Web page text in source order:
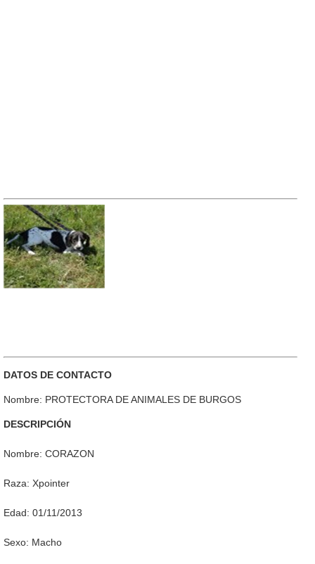
DATOS DE CONTACTO
Nombre: PROTECTORA DE ANIMALES DE BURGOS
DESCRIPCIÓN
Nombre: CORAZON
Raza: Xpointer
Edad: 01/11/2013
Sexo: Macho